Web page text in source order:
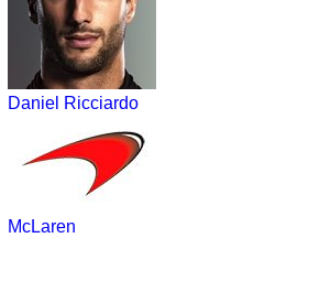
Daniel Ricciardo
McLaren